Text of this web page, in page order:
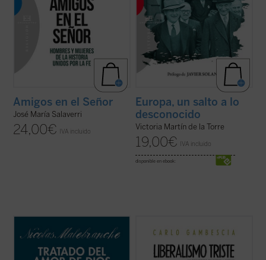
Amigos en el Señor
José María Salaverri
24,00€ IVA incluido
Europa, un salto a lo
desconocido
Victoria Martín de la Torre
19,00€ IVA incluido
disponible en ebook:
Malebranche, inéditos en español,
encontramos buena parte de los conceptos
esenciales de su metafísica y su
antropología, pero expuestas dentro del
historia detallada y exhaustiva del
verificar, como se hace en el campo de la
química o de la física, la cualidad, el valor de